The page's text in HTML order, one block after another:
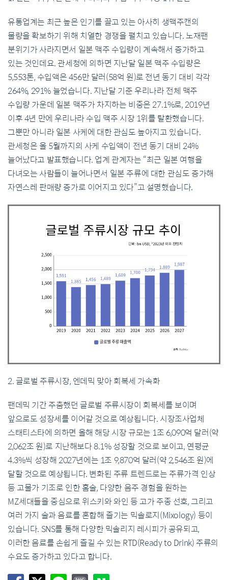
유통업계는 최근 높은 인기를 끌고 있는 아사히 생맥주캔의
물량을 확보하기 위해 치열한 경쟁을 펼치고 있습니다. 노재팬
분위기가 사라지면서 일본 맥주 수입량이 계속해서 증가하고
있는 것인데요. 관세청에 의하면 지난달 일본 맥주 수입량은
5,553톤, 수입액은 456만 달러(58억 원)로 전년 동기 대비 각각
264%, 291% 늘었습니다. 지난달 기준 우리나라 전체 맥주
수입량 가운데 일본 맥주가 차지하는 비중은 27.1%로, 2019년
이후 4년 만에 우리나라 수입 맥주 시장 1위를 탈환했습니다.
그뿐만 아니라 일본 사케에 대한 관심도 높아지고 있습니다.
관세청은 올 5월까지의 사케 수입액이 전년 동기 대비 24%
늘어났다고 발표했습니다. 업계 관계자는 “최근 일본 여행을
다녀오는 사람들이 늘어나면서 일본 주류에 대한 관심도 증가해
자연스레 판매량 증가로 이어지고 있다”고 설명했습니다.
2. 글로벌 주류시장, 엔데믹 맞아 회복세 가속화
팬데믹 기간 주춤했던 글로벌 주류시장이 회복세를 보이며
앞으로도 성장세를 이어갈 것으로 예상됩니다. 시장조사업체
스태티스타에 의하면 올해 해당 시장 규모는 1조 6,090억 달러(약
2,062조 원)로 지난해보다 8.1% 성장할 것으로 보이고, 연평균
4.3%씩 성장해 2027년에는 1조 9,870억 달러(약 2,546조 원)에
달할 것으로 예상됩니다. 변화된 주류 트렌드로는 주류가격 인상
등 고물가 기조로 인한 홈술, 다양한 음주 경험을 원하는
MZ세대들을 중심으로 위스키와 와인 등 고가 주종 선호, 그리고
여러 가지 술과 음료를 혼합해 즐기는 믹솔로지(Mixology) 등이
있습니다. SNS를 통해 다양한 믹솔리지 레시피가 공유되고,
이러한 음료를 손쉽게 즐길 수 있는 RTD(Ready to Drink) 주류의
수요도 증가하고 있다고 합니다.